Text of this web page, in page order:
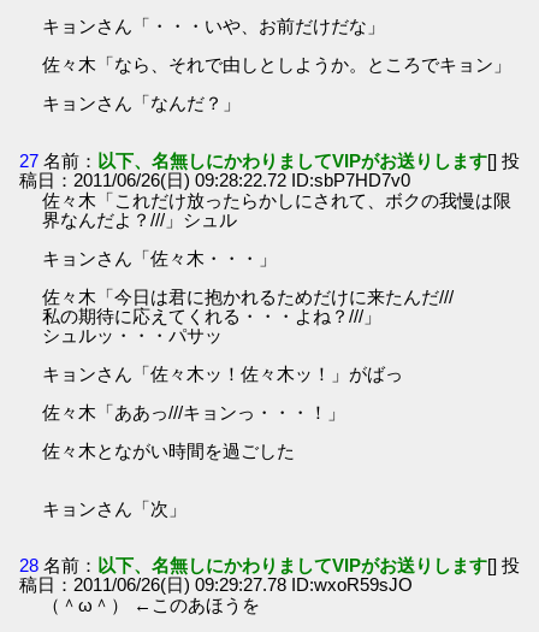
キョンさん「・・・いや、お前だけだな」
佐々木「なら、それで由しとしようか。ところでキョン」
キョンさん「なんだ？」
27 名前： 以下、名無しにかわりましてVIPがお送りします[] 投
稿日：2011/06/26(日) 09:28:22.72 ID:sbP7HD7v0
佐々木「これだけ放ったらかしにされて、ボクの我慢は限
界なんだよ？///」シュル
キョンさん「佐々木・・・」
佐々木「今日は君に抱かれるためだけに来たんだ///
私の期待に応えてくれる・・・よね？///」
シュルッ・・・パサッ
キョンさん「佐々木ッ！佐々木ッ！」がばっ
佐々木「ああっ///キョンっ・・・！」
佐々木とながい時間を過ごした
キョンさん「次」
28 名前： 以下、名無しにかわりましてVIPがお送りします[] 投
稿日：2011/06/26(日) 09:29:27.78 ID:wxoR59sJO
（＾ω＾） ←このあほうを